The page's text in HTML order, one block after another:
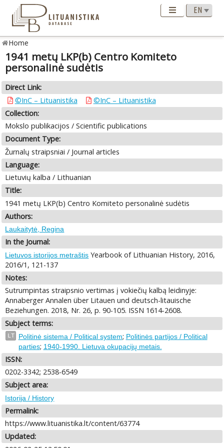
Home
1941 metų LKP(b) Centro Komiteto
personalinė sudėtis
Direct Link:
©InC – Lituanistika
©InC – Lituanistika
Collection:
Mokslo publikacijos / Scientific publications
Document Type:
Žurnalų straipsniai / Journal articles
Language:
Lietuvių kalba / Lithuanian
Title:
1941 metų LKP(b) Centro Komiteto personalinė sudėtis
Authors:
Laukaitytė, Regina
In the Journal:
Lietuvos istorijos metraštis Yearbook of Lithuanian History, 2016,
2016/1, 121-137
Notes:
Sutrumpintas straipsnio vertimas į vokiečių kalbą leidinyje:
Annaberger Annalen über Litauen und deutsch-litauische
Beziehungen. 2018, Nr. 26, p. 90-105. ISSN 1614-2608.
Subject terms:
LT Politinė sistema / Political system; Politinės partijos / Political
parties; 1940-1990. Lietuva okupacijų metais.
ISSN:
0202-3342; 2538-6549
Subject area:
Istorija / History
Permalink:
https://www.lituanistika.lt/content/63774
Updated: